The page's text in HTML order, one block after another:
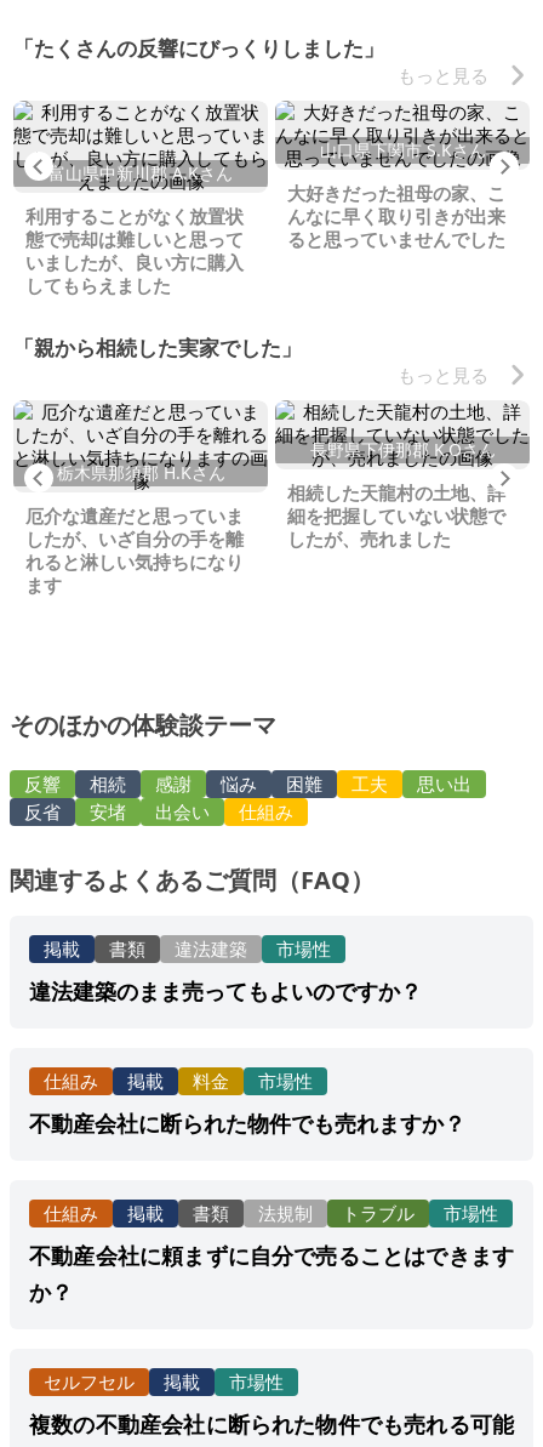
「たくさんの反響にびっくりしました」
もっと見る
Previous
富山県中新川郡 A.Kさん
利用することがなく放置状
態で売却は難しいと思って
いましたが、良い方に購入
してもらえました
山口県下関市 S.Kさん
大好きだった祖母の家、こ
んなに早く取り引きが出来
ると思っていませんでした
「親から相続した実家でした」
もっと見る
Previous
栃木県那須郡 H.Kさん
厄介な遺産だと思っていま
したが、いざ自分の手を離
れると淋しい気持ちになり
ます
長野県下伊那郡 K.Oさん
相続した天龍村の土地、詳
細を把握していない状態で
したが、売れました
そのほかの体験談テーマ
反響 相続 感謝 悩み 困難 工夫
思い出
反省
安堵 出会い 仕組み
関連するよくあるご質問（FAQ）
掲載 書類 違法建築 市場性
違法建築のまま売ってもよいのですか？
仕組み 掲載 料金 市場性
不動産会社に断られた物件でも売れますか？
仕組み 掲載 書類 法規制 トラブル 市場性
不動産会社に頼まずに自分で売ることはできます
か？
セルフセル 掲載 市場性
複数の不動産会社に断られた物件でも売れる可能